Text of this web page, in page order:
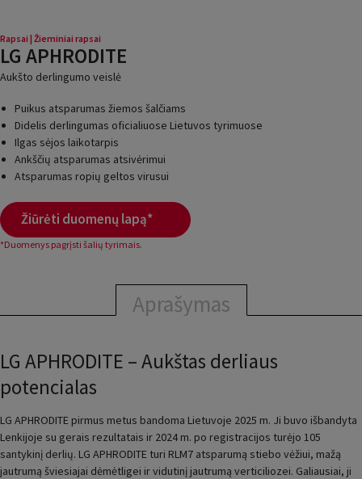
Rapsai | Žieminiai rapsai
LG APHRODITE
Aukšto derlingumo veislė
Puikus atsparumas žiemos šalčiams
Didelis derlingumas oficialiuose Lietuvos tyrimuose
Ilgas sėjos laikotarpis
Ankščių atsparumas atsivėrimui
Atsparumas ropių geltos virusui
Žiūrėti duomenų lapą*
*Duomenys pagrįsti šalių tyrimais.
Aprašymas
LG APHRODITE – Aukštas derliaus
potencialas
LG APHRODITE pirmus metus bandoma Lietuvoje 2025 m. Ji buvo išbandyta
Lenkijoje su gerais rezultatais ir 2024 m. po registracijos turėjo 105
santykinį derlių. LG APHRODITE turi RLM7 atsparumą stiebo vėžiui, mažą
jautrumą šviesiajai dėmėtligei ir vidutinį jautrumą verticiliozei. Galiausiai, ji